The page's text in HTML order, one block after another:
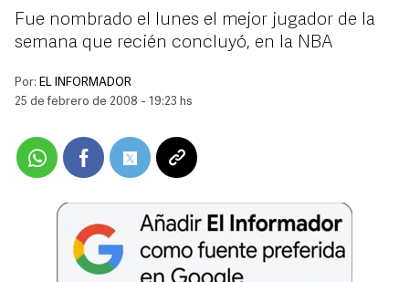
Fue nombrado el lunes el mejor jugador de la
semana que recién concluyó, en la NBA
Por: EL INFORMADOR
25 de febrero de 2008 - 19:23 hs